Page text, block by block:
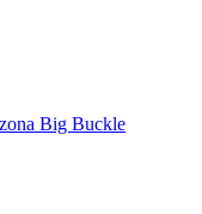
Big Buckle